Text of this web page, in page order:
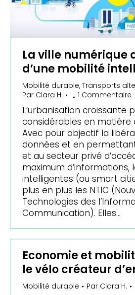
La ville numérique
d’une mobilité
Mobilité durable, Transports
Par Clara H. 1 Commentaire
L’urbanisation croissante
considérables en matière
Avec pour objectif la
données et en
et au secteur privé
maximum d’informations,
intelligentes (ou smart
plus en plus les NTIC
Technologies des
Communication). Elles…
Economie et
le vélo créateur
Mobilité durable Par Clara H.